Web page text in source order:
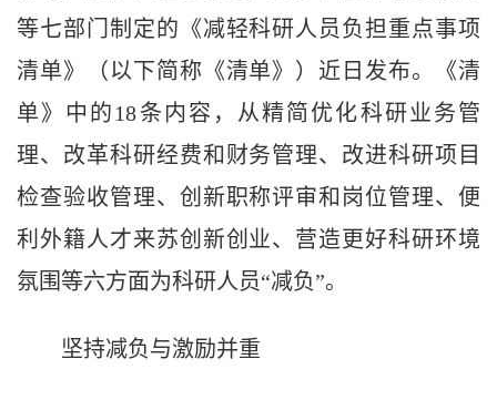
等七部门制定的《减轻科研人员负担重点事项
清单》（以下简称《清单》）近日发布。《清
单》中的18条内容，从精简优化科研业务管
理、改革科研经费和财务管理、改进科研项目
检查验收管理、创新职称评审和岗位管理、便
利外籍人才来苏创新创业、营造更好科研环境
氛围等六方面为科研人员“减负”。
坚持减负与激励并重